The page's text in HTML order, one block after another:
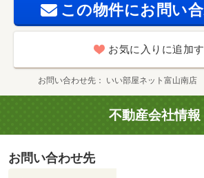
費 3300円 この物件にお問い
お気に入りに追加
お問い合わせ先 いい部屋ネット富山南店
不動産会社情報
お問い合わせ先